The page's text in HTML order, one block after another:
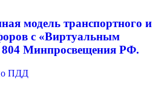
модель транспортного и
с «Виртуальным
804 Минпросвещения РФ.
ПДД